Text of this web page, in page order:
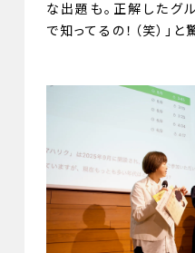
な出題も。正解したグ
で知ってるの！（笑）」